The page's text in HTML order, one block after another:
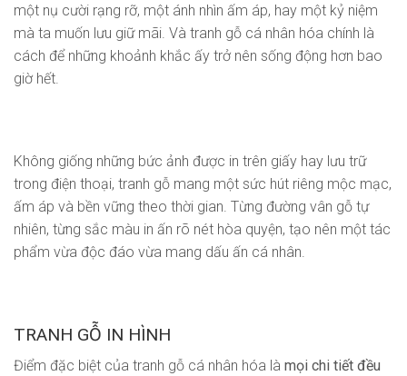
một nụ cười rạng rỡ, một ánh nhìn ấm áp, hay một kỷ niệm
mà ta muốn lưu giữ mãi. Và tranh gỗ cá nhân hóa chính là
cách để những khoảnh khắc ấy trở nên sống động hơn bao
giờ hết.
Không giống những bức ảnh được in trên giấy hay lưu trữ
trong điện thoại, tranh gỗ mang một sức hút riêng mộc mạc,
ấm áp và bền vững theo thời gian. Từng đường vân gỗ tự
nhiên, từng sắc màu in ấn rõ nét hòa quyện, tạo nên một tác
phẩm vừa độc đáo vừa mang dấu ấn cá nhân.
TRANH GỖ IN HÌNH
Điểm đặc biệt của tranh gỗ cá nhân hóa là mọi chi tiết đều